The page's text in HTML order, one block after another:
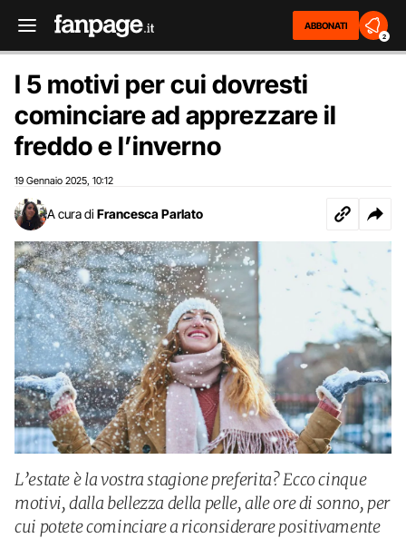
ABBONATI
2
I 5 motivi per cui dovresti
cominciare ad apprezzare il
freddo e l’inverno
19 Gennaio 2025 10:12
A cura di Francesca Parlato
L’estate è la vostra stagione preferita? Ecco cinque
motivi, dalla bellezza della pelle, alle ore di sonno, per
cui potete cominciare a riconsiderare positivamente